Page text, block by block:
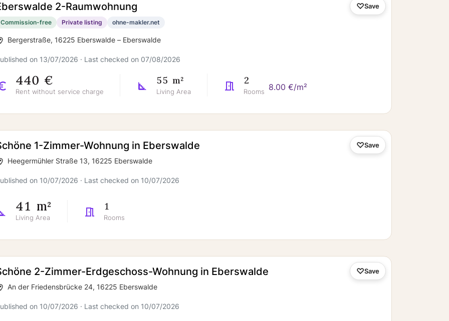
2-Raumwohnung
Commission-free Private listing ohne-makler.net
Bergerstraße, 16225 Eberswalde – Eberswalde
on 13/07/2026 · Last checked on 07/08/2026
440 €
Rent without service charge
55 m²
Living Area
2
Rooms 8.00 €/m²
Save
1-Zimmer-Wohnung in Eberswalde
Heegermühler Straße 13, 16225 Eberswalde
on 10/07/2026 · Last checked on 10/07/2026
41 m²
Living Area
1
Rooms
Save
2-Zimmer-Erdgeschoss-Wohnung in Eberswalde
An der Friedensbrücke 24, 16225 Eberswalde
on 10/07/2026 · Last checked on 10/07/2026
Save